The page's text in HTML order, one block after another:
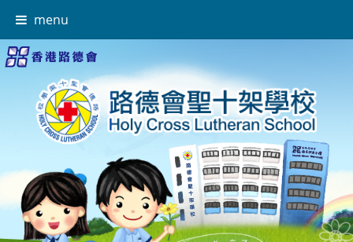
menu